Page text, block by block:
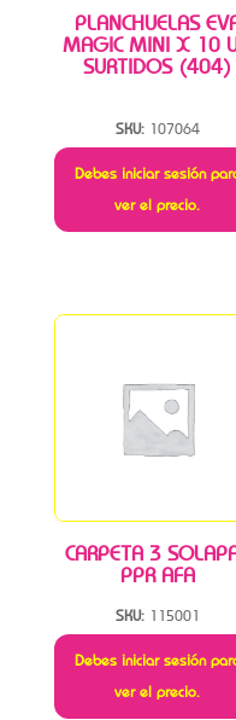
PLANCHUELAS
MAGIC MINI X 10
SURTIDOS (404)
SKU: 107064
Debes iniciar sesión
ver el precio.
CARPETA 3
PPR AFA
SKU: 115001
Debes iniciar sesión
ver el precio.